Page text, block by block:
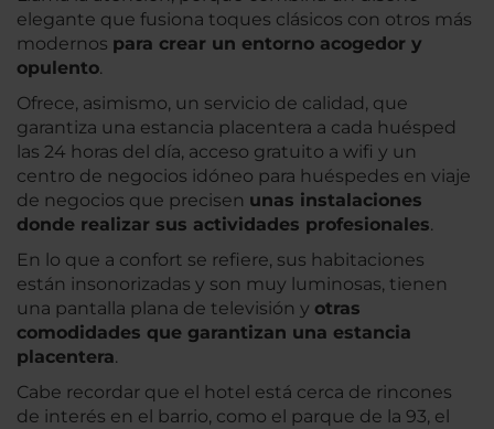
elegante que fusiona toques clásicos con otros más
modernos para crear un entorno acogedor y
opulento.
Ofrece, asimismo, un servicio de calidad, que
garantiza una estancia placentera a cada huésped
las 24 horas del día, acceso gratuito a wifi y un
centro de negocios idóneo para huéspedes en viaje
de negocios que precisen unas instalaciones
donde realizar sus actividades profesionales.
En lo que a confort se refiere, sus habitaciones
están insonorizadas y son muy luminosas, tienen
una pantalla plana de televisión y otras
comodidades que garantizan una estancia
placentera.
Cabe recordar que el hotel está cerca de rincones
de interés en el barrio, como el parque de la 93, el